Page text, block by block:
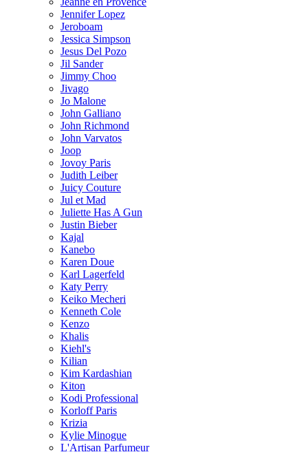
Jennifer Lopez
Jeroboam
Jessica Simpson
Jesus Del Pozo
Jil Sander
Jimmy Choo
Jivago
Jo Malone
John Galliano
John Richmond
John Varvatos
Joop
Jovoy Paris
Judith Leiber
Juicy Couture
Jul et Mad
Juliette Has A Gun
Justin Bieber
Kajal
Kanebo
Karen Doue
Karl Lagerfeld
Katy Perry
Keiko Mecheri
Kenneth Cole
Kenzo
Khalis
Kiehl's
Kilian
Kim Kardashian
Kiton
Kodi Professional
Korloff Paris
Krizia
Kylie Minogue
L'Artisan Parfumeur